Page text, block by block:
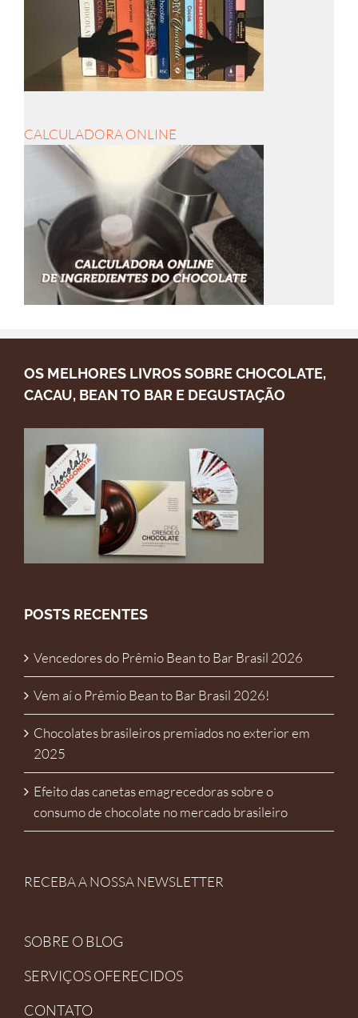
CALCULADORA ONLINE
OS MELHORES LIVROS SOBRE CHOCOLATE,
CACAU, BEAN TO BAR E DEGUSTAÇÃO
POSTS RECENTES
Vencedores do Prêmio Bean to Bar Brasil 2026
Vem aí o Prêmio Bean to Bar Brasil 2026!
Chocolates brasileiros premiados no exterior em
2025
Efeito das canetas emagrecedoras sobre o
consumo de chocolate no mercado brasileiro
RECEBA A NOSSA NEWSLETTER
SOBRE O BLOG
SERVIÇOS OFERECIDOS
CONTATO